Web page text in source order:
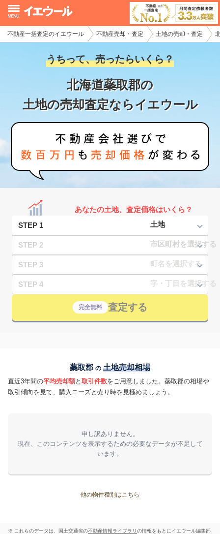
不動産一括査定のイエウール 不動産売却・査定 土地の売却・査定
うちって、売ったらいくら？
北海道蘂取郡の
土地の売却査定ならイエウール
あなたの土地、査定価格はいくら？
STEP 1
STEP 2
STEP 3
STEP 4
完全無料 査定する
蘂取郡 の 土地売却相場
直近3年間の平均売却額と 取引件数をご用意しました。蘂取郡の相場や
取引傾向を見て、購入ニーズと売り時を見極めましょう。
申し訳ありません。
現在、このコンテンツを表示するための必要なデータが不足して
います。
他の物件種別はこちら
※ これらのデータは、国土交通省の不動産情報ライブラリの情報をもとにイエウール編集部
イエウール加盟希望の不動産会社様
初めての方へ
不動産の売却・一括査定
家査定シミュレーター
お問い合わせ